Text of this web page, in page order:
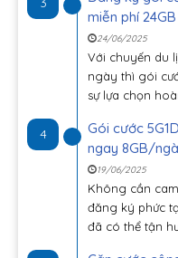
miễn phí
24/06/2025
Với chuyến du
ngày thì gói
sự lựa chọn
4
Gói cước
ngay 8GB/
19/06/2025
Không cần
đăng ký phức
đã có thể tận